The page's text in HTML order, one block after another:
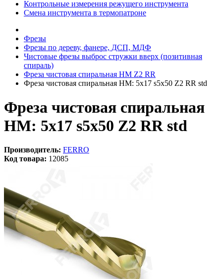
Контрольные измерения режущего инструмента
Смена инструмента в термопатроне
Фрезы
Фрезы по дереву, фанере, ДСП, МДФ
Чистовые фрезы выброс стружки вверх (позитивная
спираль)
Фреза чистовая спиральная HM Z2 RR
Фреза чистовая спиральная HM: 5x17 s5x50 Z2 RR std
Фреза чистовая спиральная
HM: 5x17 s5x50 Z2 RR std
Производитель: FERRO
Код товара: 12085